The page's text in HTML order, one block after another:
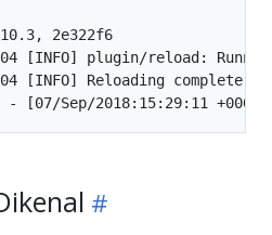
2e322f6
[INFO] plugin/reload:
[INFO] Reloading complete